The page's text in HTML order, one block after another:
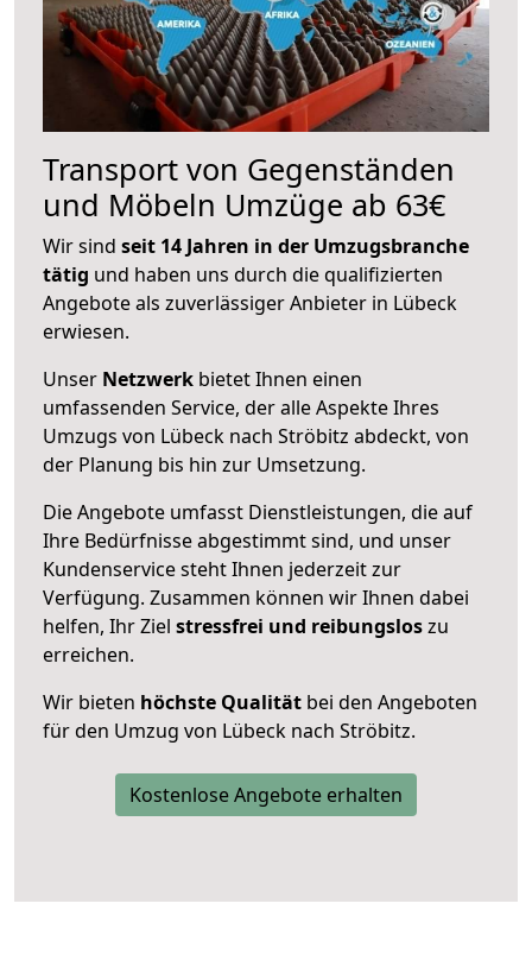
Transport von Gegenständen
und Möbeln Umzüge ab 63€
Wir sind seit 14 Jahren in der Umzugsbranche
tätig und haben uns durch die qualifizierten
Angebote als zuverlässiger Anbieter in Lübeck
erwiesen.
Unser Netzwerk bietet Ihnen einen
umfassenden Service, der alle Aspekte Ihres
Umzugs von Lübeck nach Ströbitz abdeckt, von
der Planung bis hin zur Umsetzung.
Die Angebote umfasst Dienstleistungen, die auf
Ihre Bedürfnisse abgestimmt sind, und unser
Kundenservice steht Ihnen jederzeit zur
Verfügung. Zusammen können wir Ihnen dabei
helfen, Ihr Ziel stressfrei und reibungsloszu
erreichen.
Wir bieten höchste Qualität bei den Angeboten
für den Umzug von Lübeck nach Ströbitz.
Kostenlose Angebote erhalten